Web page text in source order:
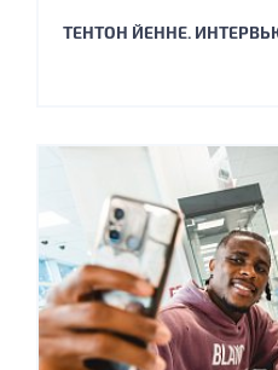
ТЕНТОН ЙЕННЕ.